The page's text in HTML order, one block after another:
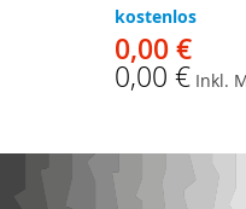
kostenlos
0,00 €
0,00 € Inkl.